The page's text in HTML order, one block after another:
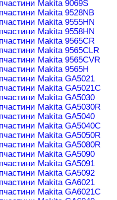
Makita 9069S
Makita 9528NB
Makita 9555HN
Makita 9558HN
Makita 9565CR
Makita 9565CLR
Makita 9565CVR
Makita 9565H
Makita GA5021
Makita GA5021C
Makita GA5030
Makita GA5030R
Makita GA5040
Makita GA5040C
Makita GA5050R
Makita GA5080R
Makita GA5090
Makita GA5091
Makita GA5092
Makita GA6021
Makita GA6021C